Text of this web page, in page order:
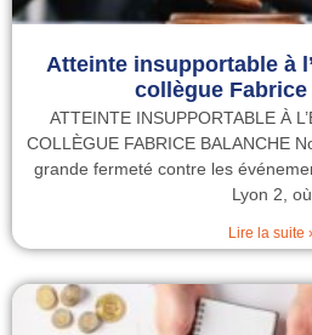
Atteinte insupportable à
collègue
ATTEINTE INSUPPORTABLE À
COLLÈGUE FABRICE BALANCHE
grande fermeté contre les
Lyon 2, où
Lire la suite